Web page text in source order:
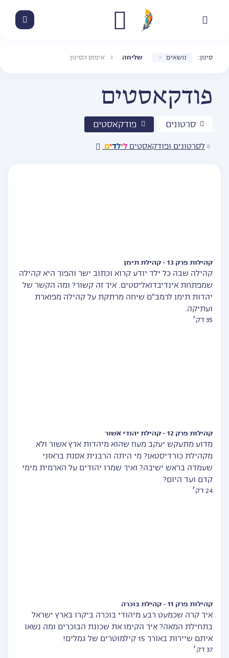
סינון: נושאים שליחה איפוס הסינון
פודקאסטים
סרטונים פודקאסטים
לסרטונים ופודקאסטיםלילדים
קהילות פרק 13 - קהילת תימן
קהילה שבה כל ילד יודע קרוא וכתוב ישר והפוך היא קהילה
שמפתחת אינדיבדואליסטים. איך זה קשור? ומה הקשר של
יהדות תימן לרמב"ם שיחה מרתקת על קהילה מפוארת
ועתיקה.
35 דק׳
קהילות פרק 12 - קהילת יהודי אשור
מדוע מתעקש יעקב מעוז שהוא מיהדות ארץ אשור ולא
מקהילת כורדיסטאן? מי היתה הרבנית אסנת בראזני
שעמדה בראש ישיבה? ואיך שמרו יהודים על הארמית מימי
קדם ועד היום?
24 דק׳
קהילות פרק 11 - קהילת בוכרה
איך קרה שכמעט רבע מיהודי בוכרה ביקרו בארץ ישראל
בתחילת המאה? איך הקימו את שכונת הבוכרים ומה נשאו
איתם שיירות באורך 15 קילמוטרים של גמלים!
37 דק׳